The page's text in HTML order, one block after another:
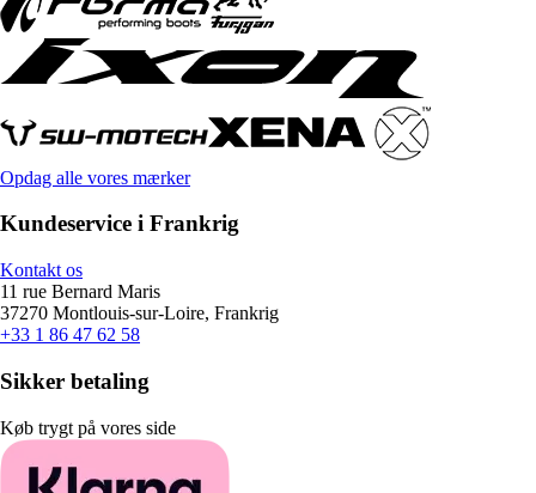
Opdag alle vores mærker
Kundeservice i Frankrig
Kontakt os
11 rue Bernard Maris
37270 Montlouis-sur-Loire, Frankrig
+33 1 86 47 62 58
Sikker betaling
Køb trygt på vores side